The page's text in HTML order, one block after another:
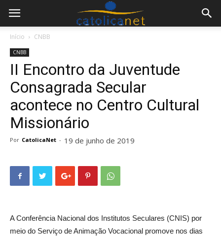
Início CNBB
CNBB
II Encontro da Juventude
Consagrada Secular
acontece no Centro Cultural
Missionário
Por CatolicaNet - 19 de junho de 2019
A Conferência Nacional dos Institutos Seculares (CNIS) por
meio do Serviço de Animação Vocacional promove nos dias